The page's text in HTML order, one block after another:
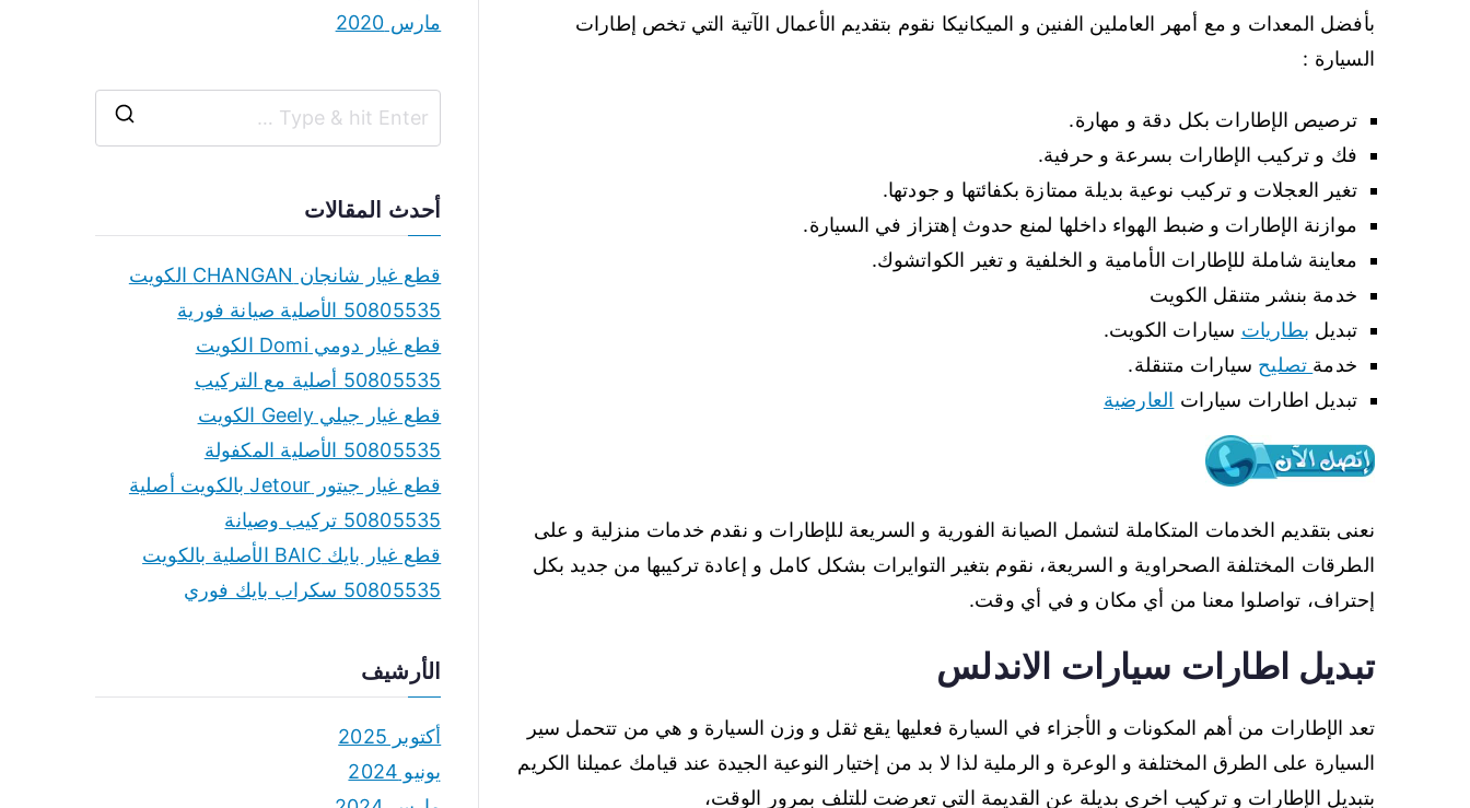
بأفضل المعدات و مع أمهر العاملين الفنين و الميكانيكا نقوم بتقديم الأعمال الآتية التي تخص إطارات
السيارة :
ترصيص الإطارات بكل دقة و مهارة.
فك و تركيب الإطارات بسرعة و حرفية.
تغير العجلات و تركيب نوعية بديلة ممتازة بكفائتها و جودتها.
موازنة الإطارات و ضبط الهواء داخلها لمنع حدوث إهتزاز في السيارة.
معاينة شاملة للإطارات الأمامية و الخلفية و تغير الكواتشوك.
خدمة بنشر متنقل الكويت
تبديل بطاريات سيارات الكويت.
خدمة تصليح سيارات متنقلة.
تبديل اطارات سيارات العارضية
نعنى بتقديم الخدمات المتكاملة لتشمل الصيانة الفورية و السريعة للإطارات و نقدم خدمات منزلية و على
الطرقات المختلفة الصحراوية و السريعة، نقوم بتغير التوايرات بشكل كامل و إعادة تركيبها من جديد بكل
إحتراف، تواصلوا معنا من أي مكان و في أي وقت.
تبديل اطارات سيارات الاندلس
تعد الإطارات من أهم المكونات و الأجزاء في السيارة فعليها يقع ثقل و وزن السيارة و هي من تتحمل سير
السيارة على الطرق المختلفة و الوعرة و الرملية لذا لا بد من إختيار النوعية الجيدة عند قيامك عميلنا الكريم
بتبديل الإطارات و تركيب اخرى بديلة عن القديمة التي تعرضت للتلف بمرور الوقت،
مارس 2020
r
أحدث المقالات
قطع غيار شانجان CHANGAN الكويت
50805535 الأصلية صيانة فورية
قطع غيار دومي Domi الكويت
50805535 أصلية مع التركيب
قطع غيار جيلي Geely الكويت
50805535 الأصلية المكفولة
قطع غيار جيتور Jetour بالكويت أصلية
50805535 تركيب وصيانة
قطع غيار بايك BAIC الأصلية بالكويت
50805535 سكراب بايك فوري
الأرشيف
أكتوبر 2025
يونيو 2024